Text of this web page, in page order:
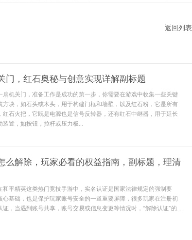
返回列表
门，红石奥秘与创意实现详解副标题
扇机关门，准备工作是成功的第一步，你需要在游戏中收集一些关键
方块，如石头或木头，用于构建门框和墙壁，以及红石粉，它是所有
红石火把，它既是电源也是信号反转器，还有红石中继器，用于延长
置，如按钮，拉杆或压力板...
么解除，玩家必看的权益指南，副标题，理清
和平精英这类热门竞技手游中，实名认证是国家法律规定的强制要
心基础，也是保护玩家账号安全的一道重要屏障，很多玩家在注册初
，当遇到账号共享，账号交易或信息变更等情况时，“解除认证”的...